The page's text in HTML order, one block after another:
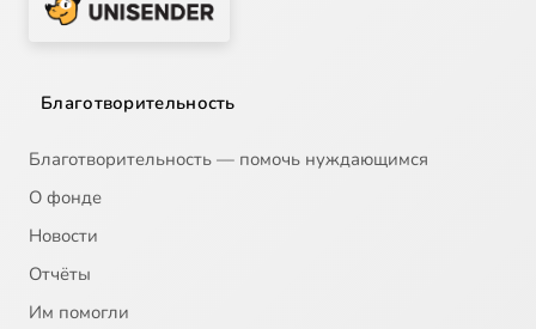
Благотворительность
Благотворительность — помочь нуждающимся
О фонде
Новости
Отчёты
Им помогли